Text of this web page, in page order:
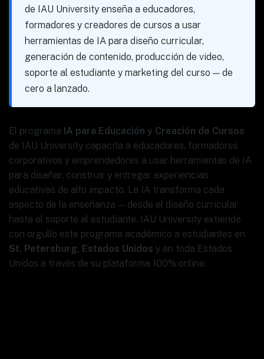
de IAU University enseña a educadores,
formadores y creadores de cursos a usar
herramientas de IA para diseño curricular,
generación de contenido, producción de video,
soporte al estudiante y marketing del curso — de
cero a lanzado.
El programa IA para Educación y Creación de Cursos
de IAU University capacita a educadores, formadores
corporativos y emprendedores a usar herramientas de IA
para diseñar, construir y entregar experiencias
educativas de alto impacto. La IA transforma cada
aspecto de la enseñanza — desde el diseño curricular
hasta el soporte al estudiante. IAU University extiende
con orgullo este programa académico a estudiantes en
St. Petersburg, Estados Unidos y en toda Estados
Unidos a través de su plataforma 100% online.